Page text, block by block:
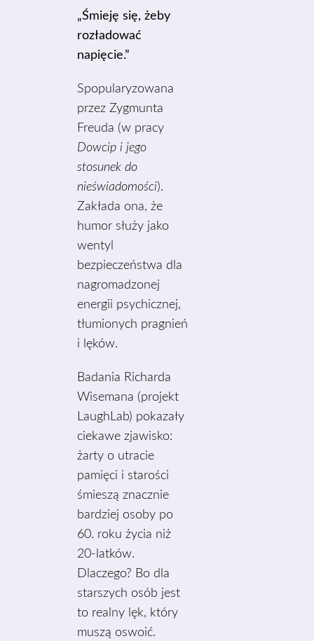
„Śmieję się, żeby
rozładować
napięcie.”
Spopularyzowana
przez Zygmunta
Freuda (w pracy
Dowcip i jego
stosunek do
nieświadomości).
Zakłada ona, że
humor służy jako
wentyl
bezpieczeństwa dla
nagromadzonej
energii psychicznej,
tłumionych pragnień
i lęków.
Badania Richarda
Wisemana (projekt
LaughLab) pokazały
ciekawe zjawisko:
żarty o utracie
pamięci i starości
śmieszą znacznie
bardziej osoby po
60. roku życia niż
20-latków.
Dlaczego? Bo dla
starszych osób jest
to realny lęk, który
muszą oswoić.